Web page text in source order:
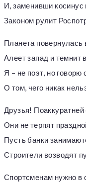
И, заменивши косинус
Законом рулит
Планета повернулась
Алеет запад и темнит
Я – не поэт, но говорю
О том, чего никак
Друзья!
Они не терпят
Пусть банки
Строители возводят
Спортсменам нужно в